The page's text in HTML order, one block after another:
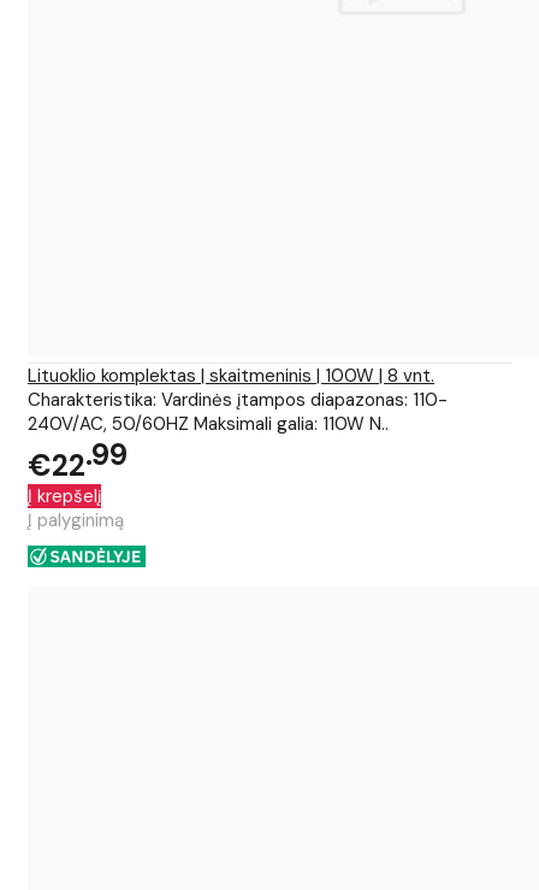
Lituoklio komplektas | skaitmeninis | 100W | 8 vnt.
Charakteristika: Vardinės įtampos diapazonas: 110-
240V/AC, 50/60HZ Maksimali galia: 110W N..
€22 99
Į krepšelį
Į palyginimą